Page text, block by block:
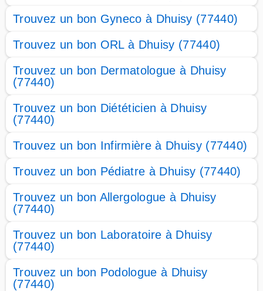
Trouvez un bon Gyneco à Dhuisy (77440)
Trouvez un bon ORL à Dhuisy (77440)
Trouvez un bon Dermatologue à Dhuisy
(77440)
Trouvez un bon Diététicien à Dhuisy
(77440)
Trouvez un bon Infirmière à Dhuisy (77440)
Trouvez un bon Pédiatre à Dhuisy (77440)
Trouvez un bon Allergologue à Dhuisy
(77440)
Trouvez un bon Laboratoire à Dhuisy
(77440)
Trouvez un bon Podologue à Dhuisy
(77440)